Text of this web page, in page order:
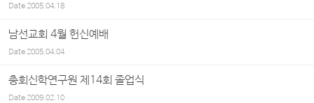
Date2005.04.18
남선교회 4월 헌신예배
Date2005.04.04
총회신학연구원 제14회 졸업식
Date2009.02.10